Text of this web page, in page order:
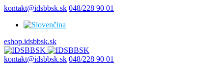
kontakt@idsbbsk.sk 048/228 90 01
eshop.idsbbsk.sk
kontakt@idsbbsk.sk 048/228 90 01